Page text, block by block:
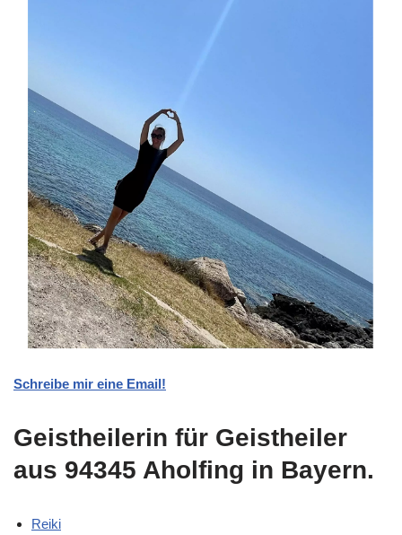
Schreibe mir eine Email!
Geistheilerin für Geistheiler
aus 94345 Aholfing in Bayern.
Reiki